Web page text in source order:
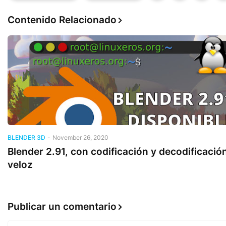
Contenido Relacionado
BLENDER 3D - November 26, 2020
Blender 2.91, con codificación y
veloz
Publicar un comentario